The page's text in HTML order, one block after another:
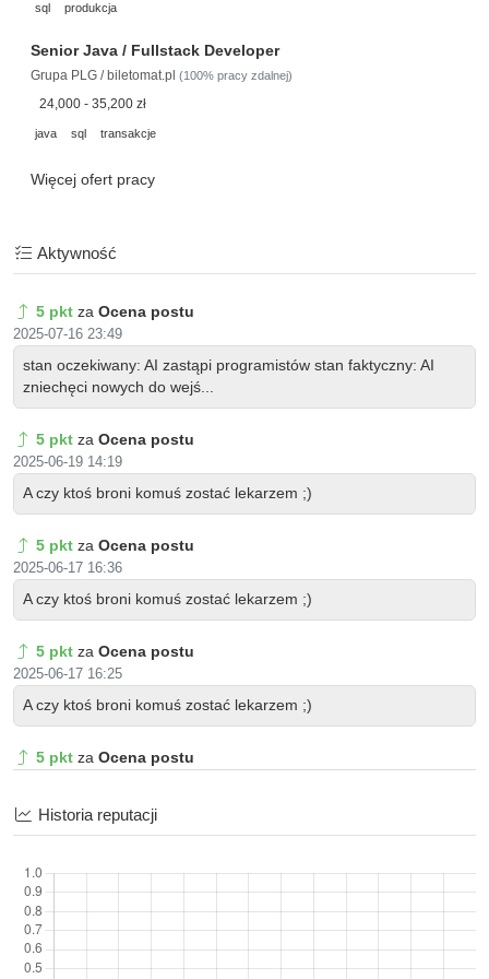
sql produkcja
Senior Java / Fullstack Developer
Grupa PLG / biletomat.pl (100% pracy zdalnej)
24,000 - 35,200 zł
java sql transakcje
Więcej ofert pracy
Aktywność
5 pkt za Ocena postu
2025-07-16 23:49
stan oczekiwany: AI zastąpi programistów stan faktyczny: AI
zniechęci nowych do wejś...
5 pkt za Ocena postu
2025-06-19 14:19
A czy ktoś broni komuś zostać lekarzem ;)
5 pkt za Ocena postu
2025-06-17 16:36
A czy ktoś broni komuś zostać lekarzem ;)
5 pkt za Ocena postu
2025-06-17 16:25
A czy ktoś broni komuś zostać lekarzem ;)
5 pkt za Ocena postu
A czy ktoś broni komuś zostać lekarzem
2025-06-17 14:45
A czy ktoś broni komuś zostać lekarzem ;)
5 pktzaOcena postu
Historia reputacji